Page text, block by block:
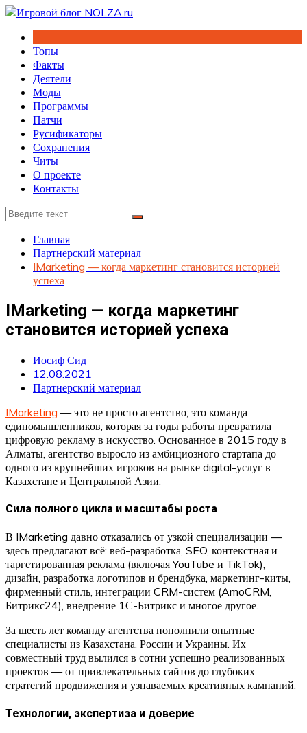
Перейти
содержимому
Топы
Факты
Деятели
Моды
Программы
Патчи
Русификаторы
Сохранения
Читы
О проекте
Контакты
Главная
Партнерский материал
IMarketing — когда маркетинг становится историей
успеха
IMarketing — когда маркетинг
становится историей успеха
Иосиф Сид
12.08.2021
Партнерский материал
IMarketing — это не просто агентство; это команда
единомышленников, которая за годы работы превратила
цифровую рекламу в искусство. Основанное в 2015 году в
Алматы, агентство выросло из амбициозного стартапа до
одного из крупнейших игроков на рынке digital-услуг в
Казахстане и Центральной Азии.
Сила полного цикла и масштабы роста
В IMarketing давно отказались от узкой специализации —
здесь предлагают всё: веб-разработка, SEO, контекстная и
таргетированная реклама (включая YouTube и TikTok),
дизайн, разработка логотипов и брендбука, маркетинг-киты,
фирменный стиль, интеграции CRM-систем (AmoCRM,
Битрикс24), внедрение 1С-Битрикс и многое другое.
За шесть лет команду агентства пополнили опытные
специалисты из Казахстана, России и Украины. Их
совместный труд вылился в сотни успешно реализованных
проектов — от привлекательных сайтов до глубоких
стратегий продвижения и узнаваемых креативных кампаний.
Технологии, экспертиза и доверие